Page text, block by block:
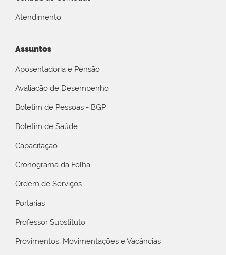
Atendimento
Assuntos
Aposentadoria e Pensão
Avaliação de Desempenho
Boletim de Pessoas - BGP
Boletim de Saúde
Capacitação
Cronograma da Folha
Ordem de Serviços
Portarias
Professor Substituto
Provimentos, Movimentações e Vacâncias